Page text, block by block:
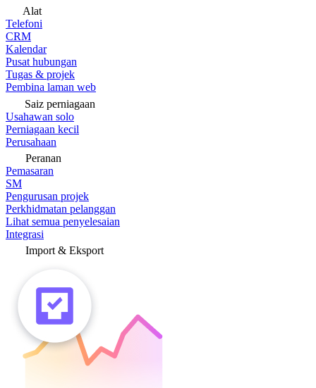
Alat
Telefoni
CRM
Kalendar
Pusat hubungan
Tugas & projek
Pembina laman web
Saiz perniagaan
Usahawan solo
Perniagaan kecil
Perusahaan
Peranan
Pemasaran
SM
Pengurusan projek
Perkhidmatan pelanggan
Lihat semua penyelesaian
Integrasi
Import & Eksport